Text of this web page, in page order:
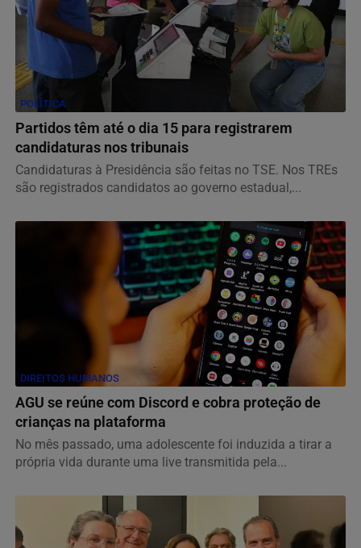
POLÍTICA
Partidos têm até o dia 15 para registrarem
candidaturas nos tribunais
Candidaturas à Presidência são feitas no TSE. Nos TREs
são registrados candidatos ao governo estadual,...
DIREITOS HUMANOS
AGU se reúne com Discord e cobra proteção de
crianças na plataforma
No mês passado, uma adolescente foi induzida a tirar a
própria vida durante uma live transmitida pela...